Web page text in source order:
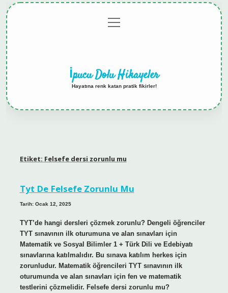
menüyü
aç
İpucu Dolu Hikayeler
Hayatına renk katan pratik fikirler!
Etiket: Felsefe dersi zorunlu mu
Tyt De Felsefe Zorunlu Mu
Tarih: Ocak 12, 2025
TYT’de hangi dersleri çözmek zorunlu? Dengeli öğrenciler
TYT sınavının ilk oturumuna ve alan sınavları için
Matematik ve Sosyal Bilimler 1 + Türk Dili ve Edebiyatı
sınavlarına katılmalıdır. Bu sınava katılım herkes için
zorunludur. Matematik öğrencileri TYT sınavının ilk
oturumunda ve alan sınavları için fen ve matematik
testlerini çözmelidir. Felsefe dersi zorunlu mu?